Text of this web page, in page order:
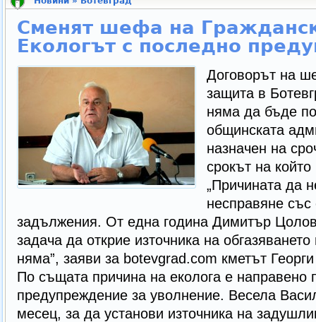
Сменят шефа на
Екологът с последно
Договорът на
защита в
няма да бъде
общинската
назначен на
срокът на
„Причината да
несправяне със
задължения. От една година Димитър
задача да открие източника на
няма”, заяви за botevgrad.com кметът
По същата причина на еколога е направено
предупреждение за уволнение. Весела
месец, за да установи източника на